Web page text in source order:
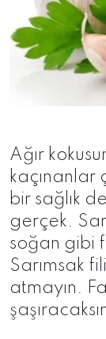
Ağır
kaçınanlar
bir sağlık
gerçek.
soğan gibi
Sarımsak
atmayın.